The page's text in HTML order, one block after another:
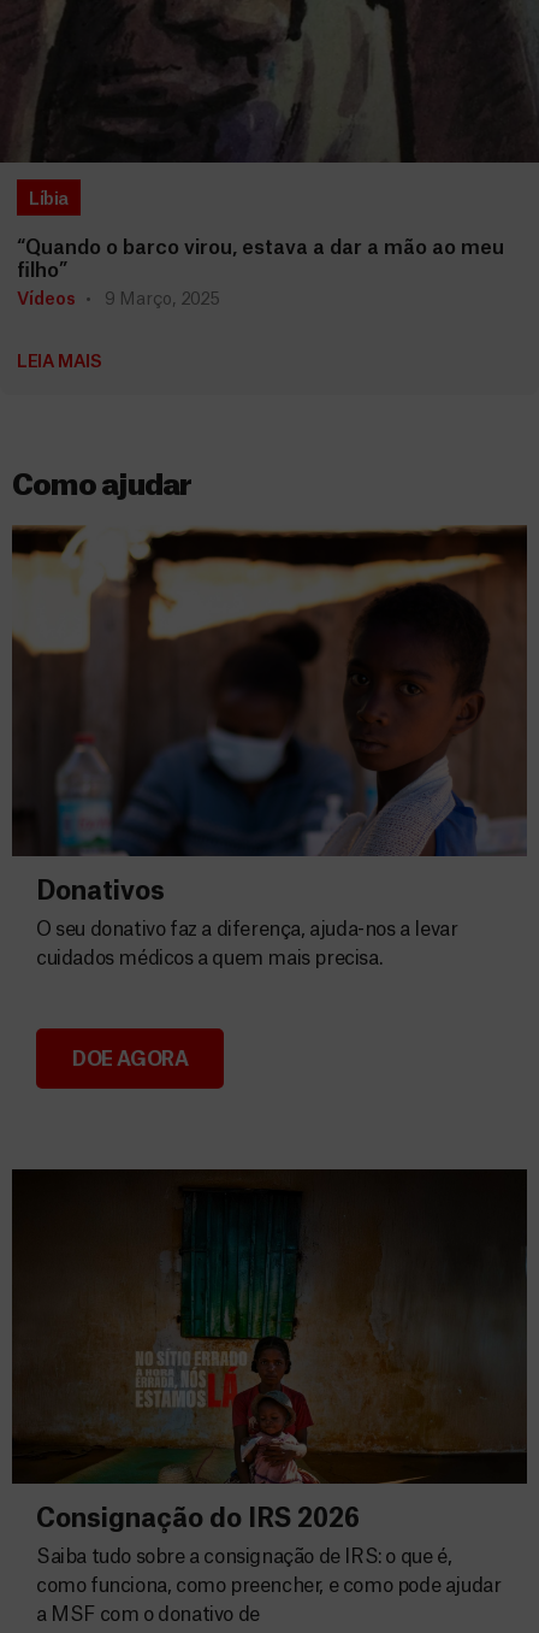
Líbia
“Quando o barco virou, estava a dar a mão ao meu
filho”
Vídeos 9 Março, 2025
LEIA MAIS
Como ajudar
Donativos
Donativos
O seu donativo faz a diferença, ajuda-nos a levar
cuidados médicos a quem mais precisa.
DOE AGORA
Consignação do IRS 2026
Saiba tudo sobre a consignação de IRS: o que é,
como funciona, como preencher, e como pode ajudar
a MSF com o donativo de